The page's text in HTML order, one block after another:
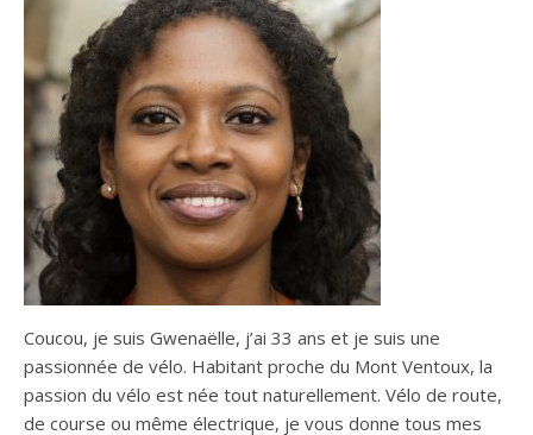
Coucou, je suis Gwenaëlle, j’ai 33 ans et je suis une
passionnée de vélo. Habitant proche du Mont Ventoux, la
passion du vélo est née tout naturellement. Vélo de route,
de course ou même électrique, je vous donne tous mes